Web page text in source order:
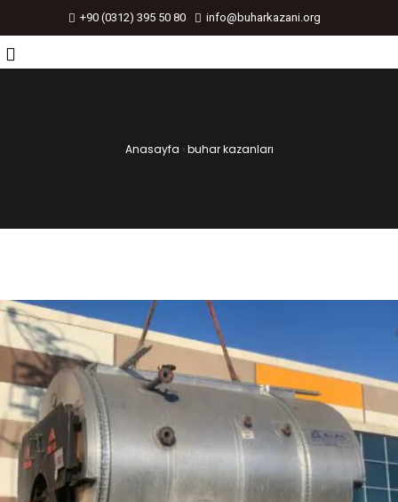
+90 (0312) 395 50 80 info@buharkazani.org
Anasayfa ›buhar kazanları